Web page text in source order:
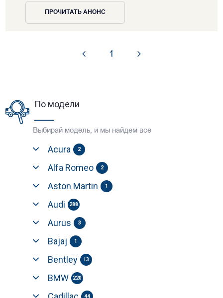
ПРОЧИТАТЬ АНОНС
1
По модели
Выбирай модель, и мы найдем все
Acura 2
Alfa Romeo 2
Aston Martin 1
Audi 288
Aurus 3
Bajaj 1
Bentley 13
BMW 220
44